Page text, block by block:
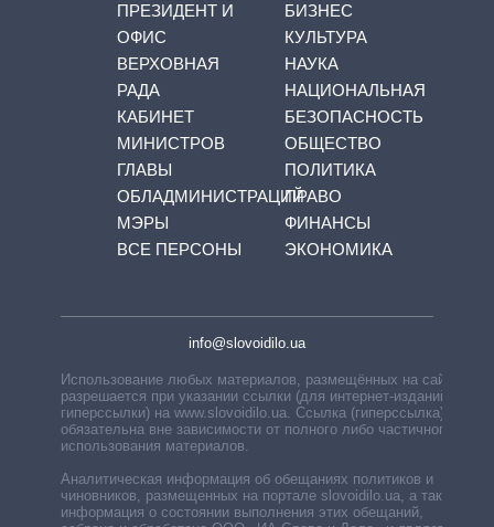
ПРЕЗИДЕНТ И
ОФИС
ВЕРХОВНАЯ
РАДА
КАБИНЕТ
МИНИСТРОВ
ГЛАВЫ
ОБЛАДМИНИСТРАЦИЙ
МЭРЫ
ВСЕ ПЕРСОНЫ
БИЗНЕС
КУЛЬТУРА
НАУКА
НАЦИОНАЛЬНАЯ
БЕЗОПАСНОСТЬ
ОБЩЕСТВО
ПОЛИТИКА
ПРАВО
ФИНАНСЫ
ЭКОНОМИКА
info@slovoidilo.ua
Использование любых материалов, размещённых на сайте,
разрешается при указании ссылки (для интернет-изданий —
гиперссылки) на www.slovoidilo.ua. Ссылка (гиперссылка)
обязательна вне зависимости от полного либо частичного
использования материалов.
Аналитическая информация об обещаниях политиков и
чиновников, размещенных на портале slovoidilo.ua, а также
информация о состоянии выполнения этих обещаний,